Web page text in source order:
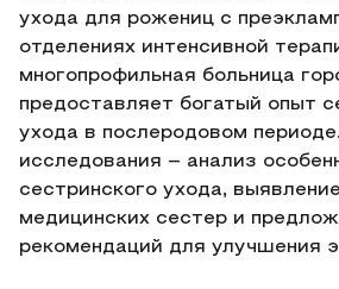
ухода для рожениц с
отделениях интенсивной
многопрофильная больница
предоставляет богатый опыт
ухода в послеродовом
исследования – анализ
сестринского ухода,
медицинских сестер и
рекомендаций для улучшения